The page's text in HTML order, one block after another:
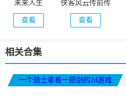
未来人生
查看
侠客风云传前传
查看
相关合集
一个骑士拿着一把剑的2d游戏